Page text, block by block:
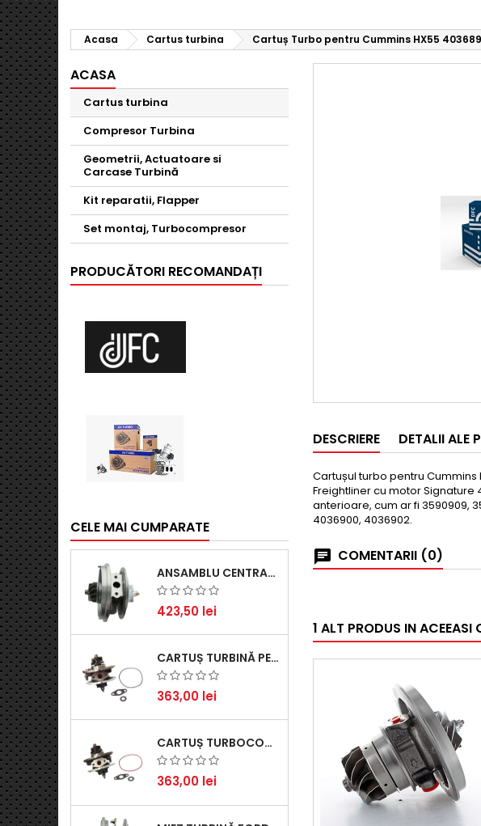
Acasa Cartus turbina Cartuș Turbo pentru Cummins HX55
ACASA
Cartus turbina
Compresor Turbina
Geometrii, Actuatoare si
Carcase Turbină
Kit reparatii, Flapper
Set montaj, Turbocompresor
PRODUCĂTORI RECOMANDAȚI
CELE MAI CUMPARATE
ANSAMBLU CENTRAL TURBINĂ PENTRU BMW SERIA 3, SERIA 5 ȘI X3 - PERFORMANȚĂ ȘI FIABILITATE
423,50 lei
CARTUȘ TURBINĂ PENTRU AUDI A4, A6, SKODA SUPERB ȘI VW PASSAT, MOTOR DIESEL 1.9 TDI
363,00 lei
CARTUȘ TURBOCOMPRESOR PENTRU VW, AUDI, SEAT, SKODA - MOTOR DIESEL 2.0 TDI
363,00 lei
DESCRIERE DETALII ALE
Cartușul turbo pentru
Freightliner cu motor Signature
anterioare, cum ar fi 3590909,
4036900, 4036902.
COMENTARII (0)
1 ALT PRODUS IN ACEEASI